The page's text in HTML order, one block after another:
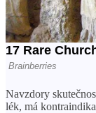
Navzdory
lék, má